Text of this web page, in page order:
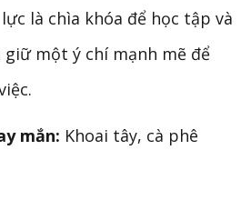
là chìa khóa để học tập và
giữ một ý chí mạnh mẽ để
mắn: Khoai tây, cà phê